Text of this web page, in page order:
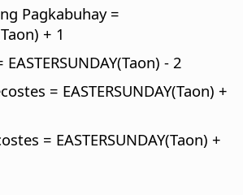
Pagkabuhay =
+ 1
- 2
= EASTERSUNDAY(Taon) +
= EASTERSUNDAY(Taon) +